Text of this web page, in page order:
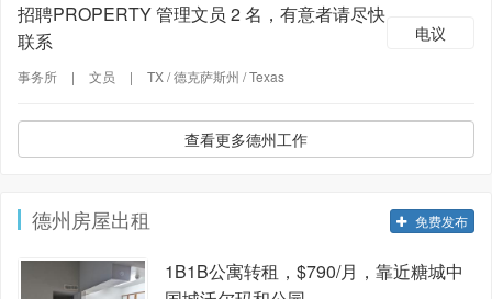
电议
招聘PROPERTY 管理文员 2 名，有意者请尽快
联系
事务所 | 文员 | TX / 德克萨斯州 / Texas
查看更多德州工作
德州房屋出租 免费发布
1B1B公寓转租，$790/月，靠近糖城中